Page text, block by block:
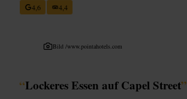
4,6
4,4
Bild /www.pointahotels.com
“Lockeres Essen auf Capel Street”